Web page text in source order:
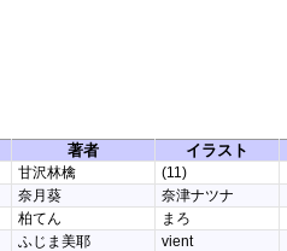
著者 イラスト
甘沢林檎 (11)
奈月葵 奈津ナツナ
柏てん まろ
ふじま美耶 vient